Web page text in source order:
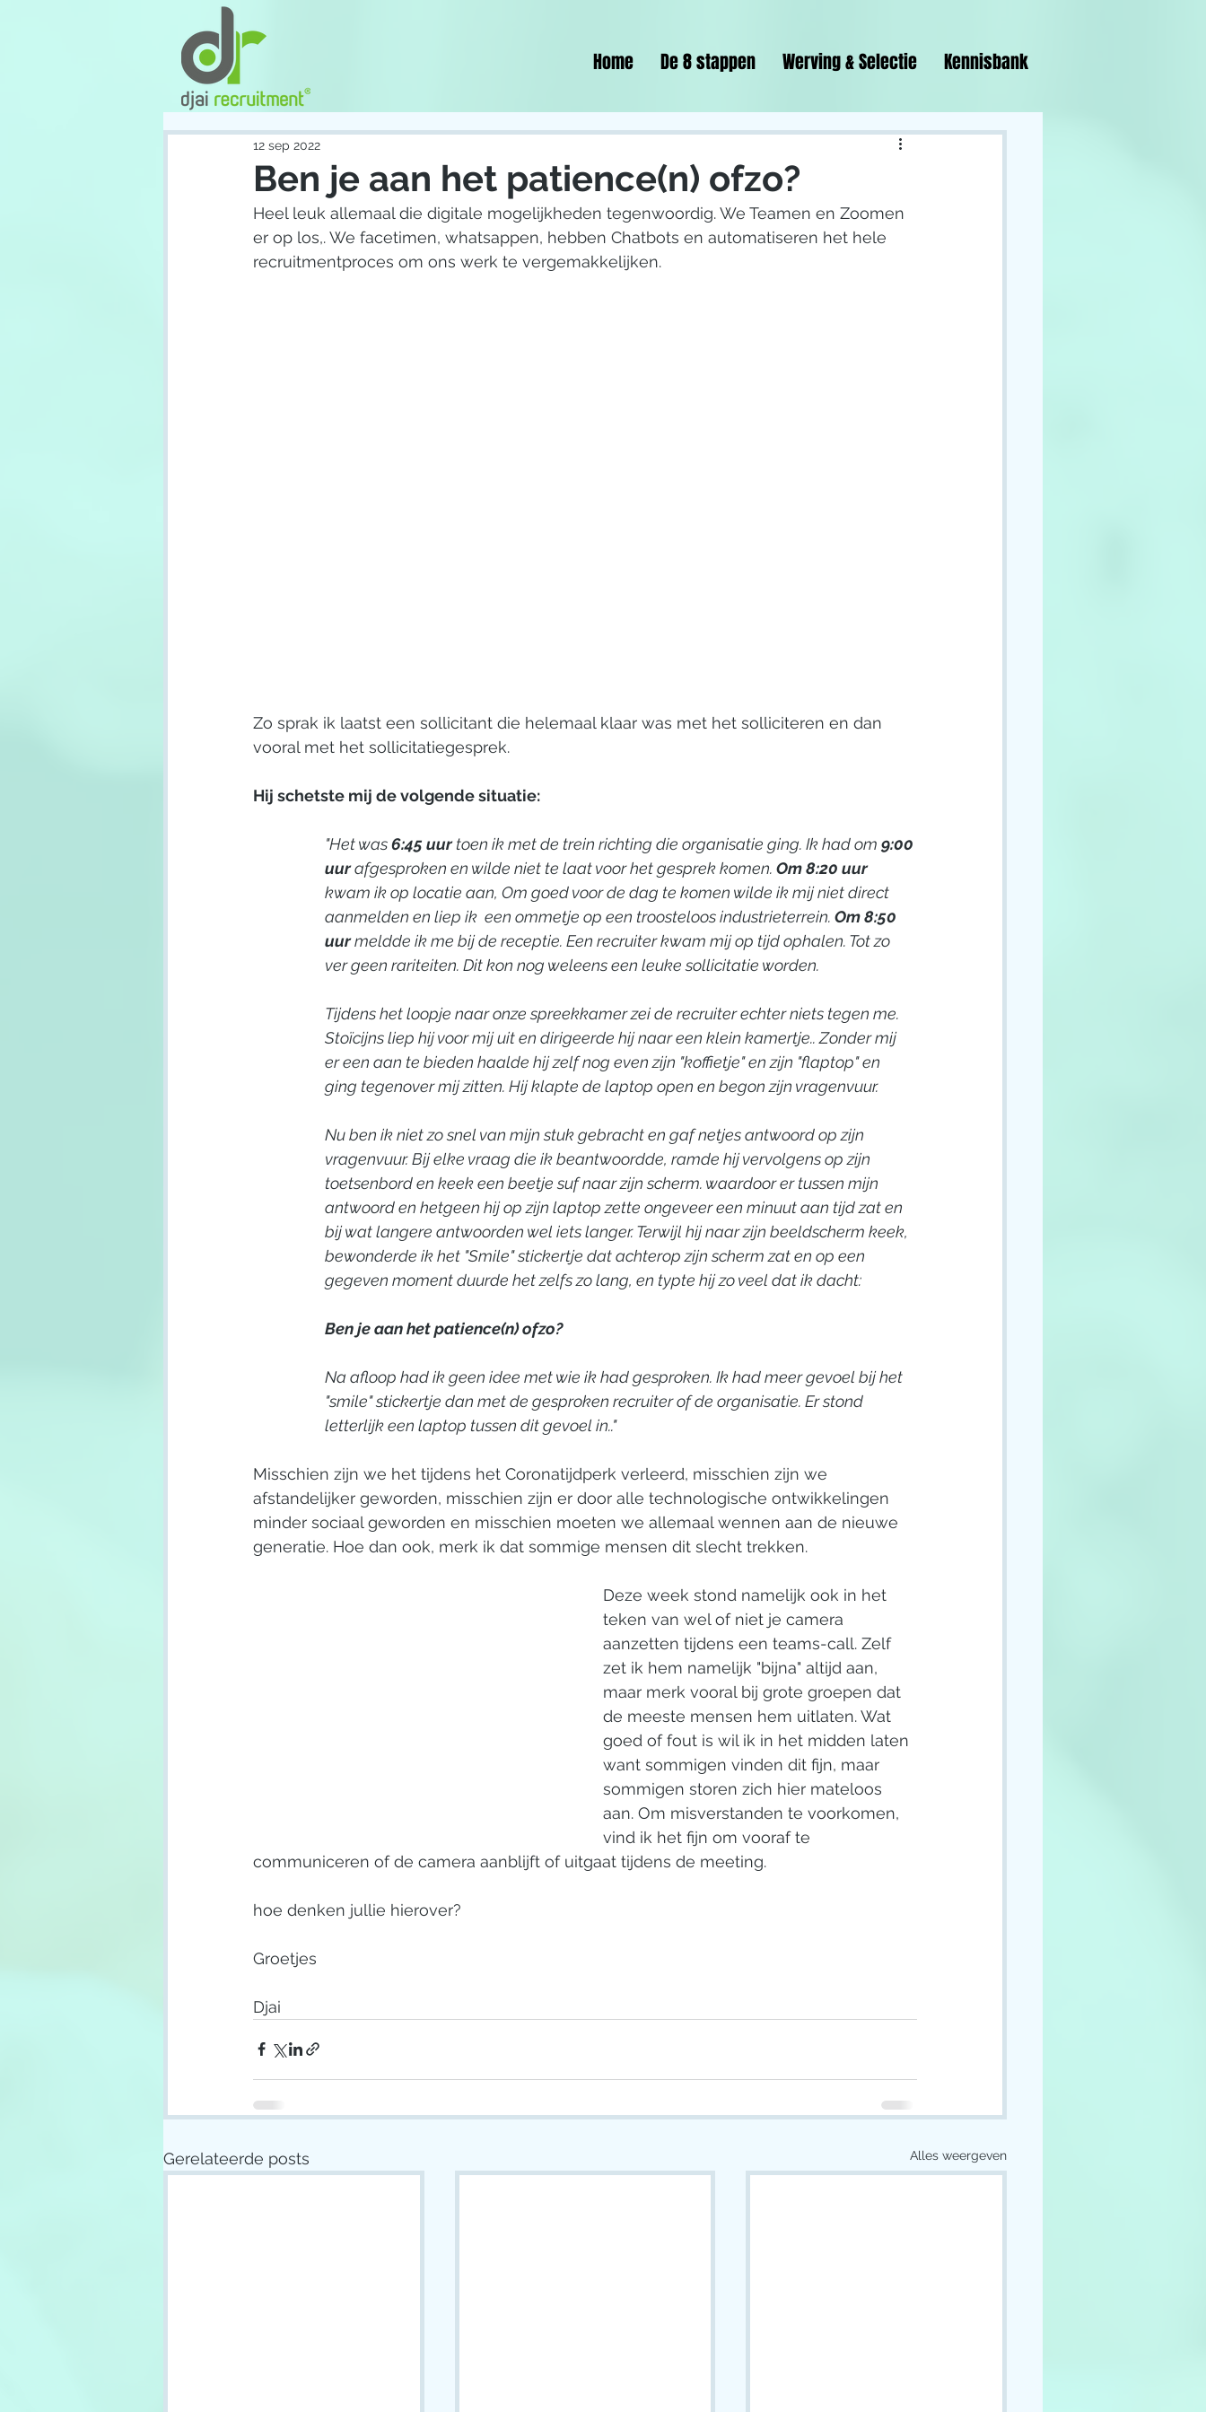
Home De 8 stappen Werving & Selectie Kennisbank
Ben je aan het patience(n) ofzo?
12 sep 2022
Heel leuk allemaal die digitale mogelijkheden tegenwoordig. We Teamen en Zoomen
er op los,. We facetimen, whatsappen, hebben Chatbots en automatiseren het hele
recruitmentproces om ons werk te vergemakkelijken.
Zo sprak ik laatst een sollicitant die helemaal klaar was met het solliciteren en dan
vooral met het sollicitatiegesprek.
Hij schetste mij de volgende situatie:
"Het was 6:45 uur toen ik met de trein richting die organisatie ging. Ik had om 9:00
uur afgesproken en wilde niet te laat voor het gesprek komen. Om 8:20 uur
kwam ik op locatie aan, Om goed voor de dag te komen wilde ik mij niet direct
aanmelden en liep ik  een ommetje op een troosteloos industrieterrein. Om 8:50
uur meldde ik me bij de receptie. Een recruiter kwam mij op tijd ophalen. Tot zo
ver geen rariteiten. Dit kon nog weleens een leuke sollicitatie worden.
Tijdens het loopje naar onze spreekkamer zei de recruiter echter niets tegen me.
Stoïcijns liep hij voor mij uit en dirigeerde hij naar een klein kamertje.. Zonder mij
er een aan te bieden haalde hij zelf nog even zijn "koffietje" en zijn "flaptop" en
ging tegenover mij zitten. Hij klapte de laptop open en begon zijn vragenvuur.
Nu ben ik niet zo snel van mijn stuk gebracht en gaf netjes antwoord op zijn
vragenvuur. Bij elke vraag die ik beantwoordde, ramde hij vervolgens op zijn
toetsenbord en keek een beetje suf naar zijn scherm. waardoor er tussen mijn
antwoord en hetgeen hij op zijn laptop zette ongeveer een minuut aan tijd zat en
bij wat langere antwoorden wel iets langer. Terwijl hij naar zijn beeldscherm keek,
bewonderde ik het "Smile" stickertje dat achterop zijn scherm zat en op een
gegeven moment duurde het zelfs zo lang, en typte hij zo veel dat ik dacht:
Ben je aan het patience(n) ofzo?
Na afloop had ik geen idee met wie ik had gesproken. Ik had meer gevoel bij het
"smile" stickertje dan met de gesproken recruiter of de organisatie. Er stond
letterlijk een laptop tussen dit gevoel in.."
Misschien zijn we het tijdens het Coronatijdperk verleerd, misschien zijn we
afstandelijker geworden, misschien zijn er door alle technologische ontwikkelingen
minder sociaal geworden en misschien moeten we allemaal wennen aan de nieuwe
generatie. Hoe dan ook, merk ik dat sommige mensen dit slecht trekken.
Deze week stond namelijk ook in het
teken van wel of niet je camera
aanzetten tijdens een teams-call. Zelf
zet ik hem namelijk "bijna" altijd aan,
maar merk vooral bij grote groepen dat
de meeste mensen hem uitlaten. Wat
goed of fout is wil ik in het midden laten
want sommigen vinden dit fijn, maar
sommigen storen zich hier mateloos
aan. Om misverstanden te voorkomen,
vind ik het fijn om vooraf te
communiceren of de camera aanblijft of uitgaat tijdens de meeting.
hoe denken jullie hierover?
Groetjes
Djai
Gerelateerde posts Alles weergeven